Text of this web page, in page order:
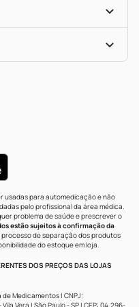
usadas para automedicação e não
pelo profissional da área médica.
problema de saúde e prescrever o
estão sujeitos à confirmação da
processo de separação dos produtos
do estoque em loja.
DOS PREÇOS DAS LOJAS
de Medicamentos | CNPJ:
Vera | São Paulo - SP | CEP: 04.296-